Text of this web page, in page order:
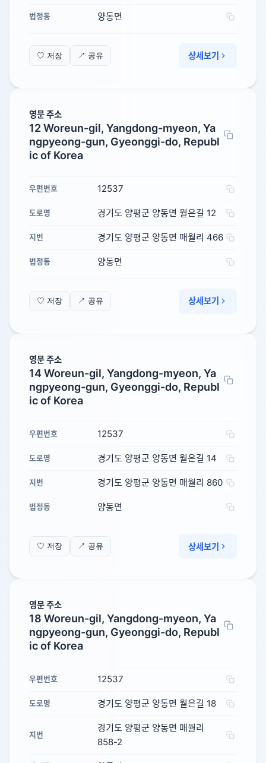
법정동 양동면
♡ 저장 ↗ 공유 상세보기
영문 주소
12 Woreun-gil, Yangdong-myeon, Ya
ngpyeong-gun, Gyeonggi-do, Republ
ic of Korea
우편번호 12537
도로명 경기도 양평군 양동면 월은길 12
지번 경기도 양평군 양동면 매월리 466
법정동 양동면
♡ 저장 ↗ 공유 상세보기
영문 주소
14 Woreun-gil, Yangdong-myeon, Ya
ngpyeong-gun, Gyeonggi-do, Republ
ic of Korea
우편번호 12537
도로명 경기도 양평군 양동면 월은길 14
지번 경기도 양평군 양동면 매월리 860
법정동 양동면
♡ 저장 ↗ 공유 상세보기
영문 주소
18 Woreun-gil, Yangdong-myeon, Ya
ngpyeong-gun, Gyeonggi-do, Republ
ic of Korea
우편번호 12537
도로명 경기도 양평군 양동면 월은길 18
지번
경기도 양평군 양동면 매월리
858-2